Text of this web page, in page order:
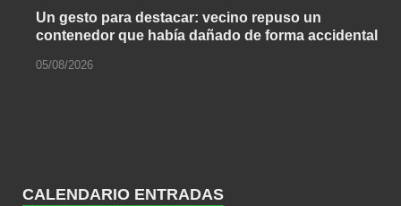
Un gesto para destacar: vecino repuso un
contenedor que había dañado de forma accidental
05/08/2026
CALENDARIO ENTRADAS